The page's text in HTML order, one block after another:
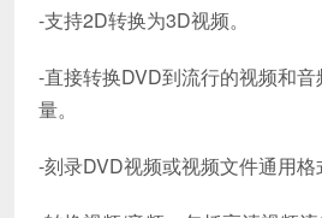
-支持2D转换为3D视频。
-直接转换DVD到流行的视频和
量。
-刻录DVD视频或视频文件通用格